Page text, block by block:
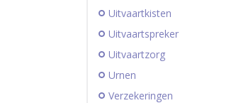
Uitvaartkisten
Uitvaartspreker
Uitvaartzorg
Urnen
Verzekeringen